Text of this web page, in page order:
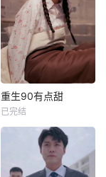
重生90有点甜
已完结